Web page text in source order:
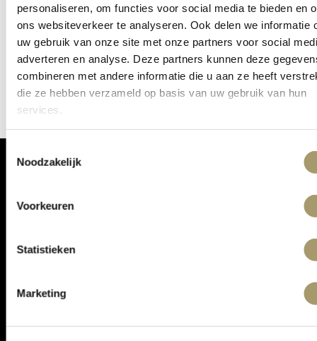
personaliseren, om functies voor social media te bieden en
ons websiteverkeer te analyseren. Ook delen we informatie
uw gebruik van onze site met onze partners voor social
adverteren en analyse. Deze partners kunnen deze
combineren met andere informatie die u aan ze heeft
die ze hebben verzameld op basis van uw gebruik van hun
services.
Noodzakelijk
Voorkeuren
Statistieken
Marketing
Er is iets moois in het vooruitzicht! Onze winkel wordt momenteel
gebouwd en zal binnenkort online komen!